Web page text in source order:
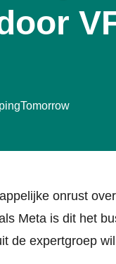
onrust
Meta is dit het
de expertgroep